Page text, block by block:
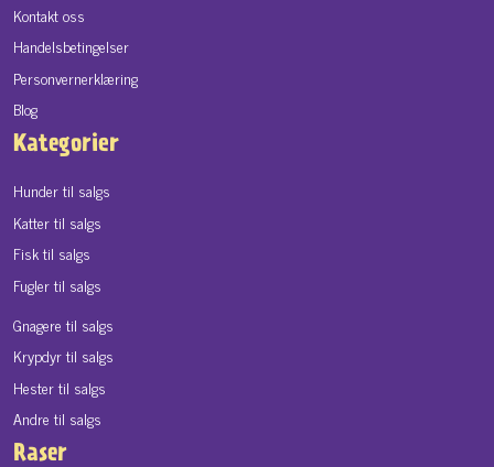
Kontakt oss
Handelsbetingelser
Personvernerklæring
Blog
Kategorier
Hunder til salgs
Katter til salgs
Fisk til salgs
Fugler til salgs
Gnagere til salgs
Krypdyr til salgs
Hester til salgs
Andre til salgs
Raser